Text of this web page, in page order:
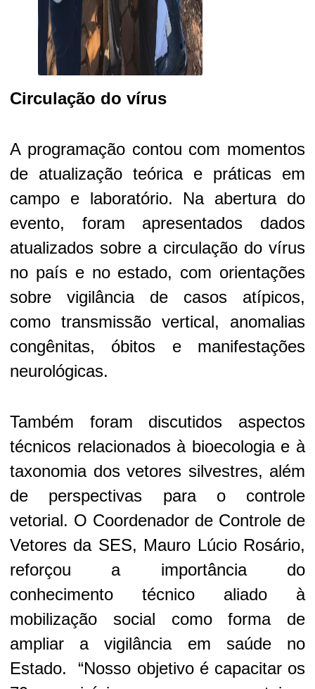
Circulação do vírus
A programação contou com momentos
de atualização teórica e práticas em
campo e laboratório. Na abertura do
evento, foram apresentados dados
atualizados sobre a circulação do vírus
no país e no estado, com orientações
sobre vigilância de casos atípicos,
como transmissão vertical, anomalias
congênitas, óbitos e manifestações
neurológicas.
Também foram discutidos aspectos
técnicos relacionados à bioecologia e à
taxonomia dos vetores silvestres, além
de perspectivas para o controle
vetorial. O Coordenador de Controle de
Vetores da SES, Mauro Lúcio Rosário,
reforçou a importância do
conhecimento técnico aliado à
mobilização social como forma de
ampliar a vigilância em saúde no
Estado. “Nosso objetivo é capacitar os